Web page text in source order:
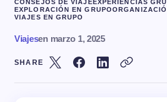
CONSEJOS DE VIAJE EXPERIENCIAS
EXPLORACIÓN EN GRUPO
VIAJES EN GRUPO
Viajesen marzo 1, 2025
SHARE